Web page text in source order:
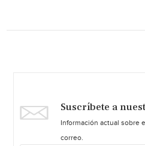
Suscríbete a
Información actual sobre
correo.